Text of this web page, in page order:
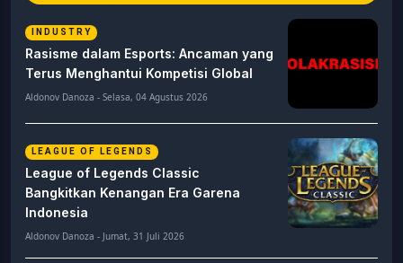
INDUSTRY
Rasisme dalam Esports: Ancaman yang
Terus Menghantui Kompetisi Global
Aldonov Danoza - Selasa, 04 Agustus 2026
LEAGUE OF LEGENDS
League of Legends Classic
Bangkitkan Kenangan Era Garena
Indonesia
Aldonov Danoza - Jumat, 31 Juli 2026